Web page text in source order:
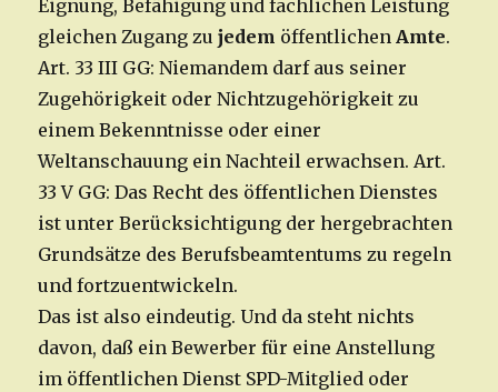
Eignung, Befähigung und fachlichen Leistung
gleichen Zugang zujedem öffentlichenAmte.
Art. 33 III GG: Niemandem darf aus seiner
Zugehörigkeit oder Nichtzugehörigkeit zu
einem Bekenntnisse oder einer
Weltanschauung ein Nachteil erwachsen. Art.
33 V GG: Das Recht des öffentlichen Dienstes
ist unter Berücksichtigung der hergebrachten
Grundsätze des Berufsbeamtentums zu regeln
und fortzuentwickeln.
Das ist also eindeutig. Und da steht nichts
davon, daß ein Bewerber für eine Anstellung
im öffentlichen Dienst SPD-Mitglied oder